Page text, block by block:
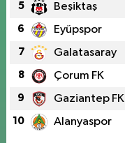
5 Beşiktaş
6 Eyüpspor
7 Galatasaray
8 Çorum FK
9 Gaziantep FK
10 Alanyaspor